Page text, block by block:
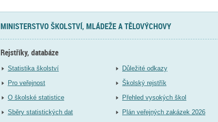
MINISTERSTVO ŠKOLSTVÍ, MLÁDEŽE A TĚLOVÝCHOVY
Rejstříky, databáze
Statistika školství
Pro veřejnost
O školské statistice
Sběry statistických dat
Důležité odkazy
Školský rejstřík
Přehled vysokých škol
Plán veřejných zakázek 2026